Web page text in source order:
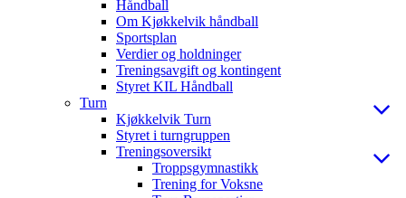
Håndball
Om Kjøkkelvik håndball
Sportsplan
Verdier og holdninger
Treningsavgift og kontingent
Styret KIL Håndball
Turn
Kjøkkelvik Turn
Styret i turngruppen
Treningsoversikt
Troppsgymnastikk
Trening for Voksne